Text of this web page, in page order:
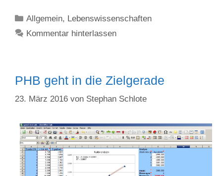
Kategorien
Allgemein, Lebenswissenschaften
Kommentar hinterlassen
PHB geht in die Zielgerade
23. März 2016 von Stephan Schlote